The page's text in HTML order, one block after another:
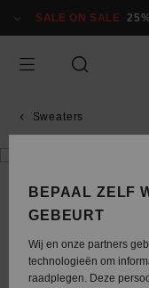
SALE ON SALE
Sweaters
BEPAAL ZELF
GEBEURT
Wij en onze partners
technologieën om
raadplegen. Deze